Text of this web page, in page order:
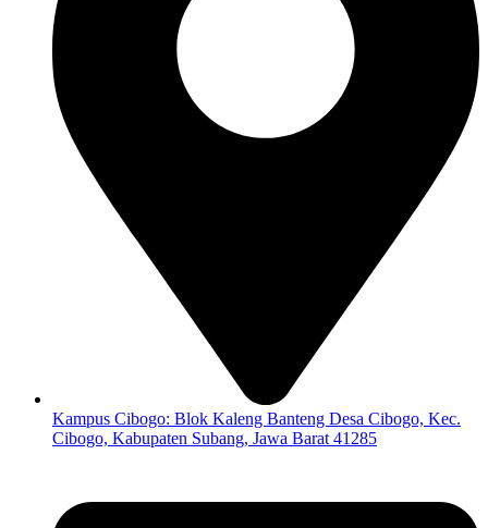
Kampus Cibogo: Blok Kaleng Banteng Desa Cibogo, Kec.
Cibogo, Kabupaten Subang, Jawa Barat 41285